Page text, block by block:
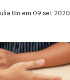
Bin em 09 set 2020